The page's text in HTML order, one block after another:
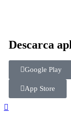
Descarca
Google Play
App Store